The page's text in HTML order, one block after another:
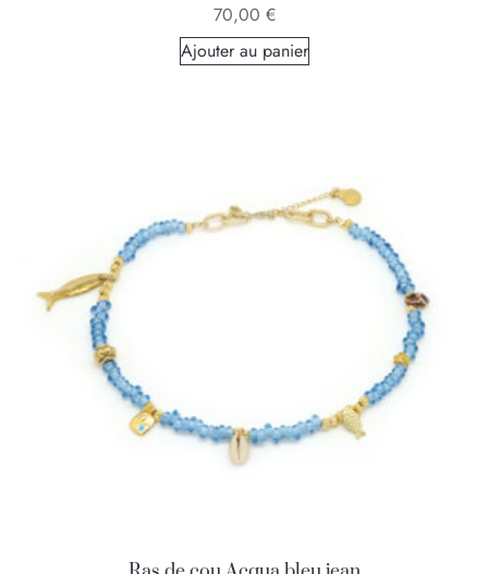
70,00 €
Ajouter au panier